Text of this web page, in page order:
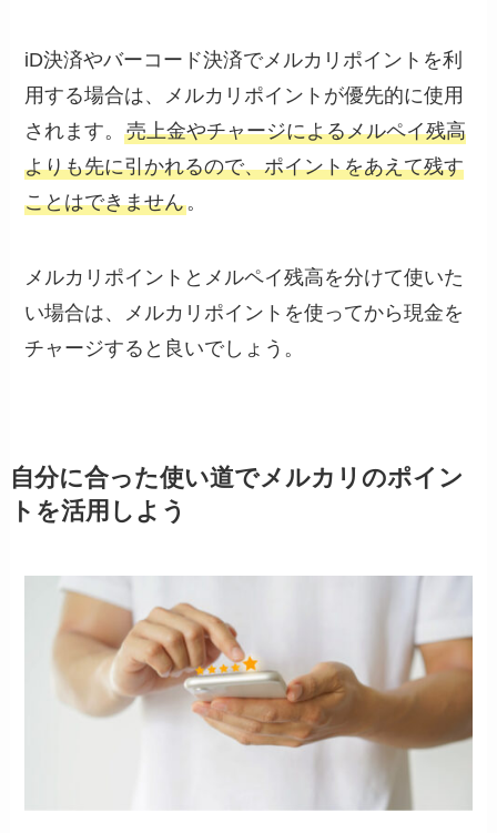
iD決済やバーコード決済でメルカリポイントを利
用する場合は、メルカリポイントが優先的に使用
されます。売上金やチャージによるメルペイ残高
よりも先に引かれるので、ポイントをあえて残す
ことはできません。
メルカリポイントとメルペイ残高を分けて使いた
い場合は、メルカリポイントを使ってから現金を
チャージすると良いでしょう。
自分に合った使い道でメルカリのポイン
トを活用しよう